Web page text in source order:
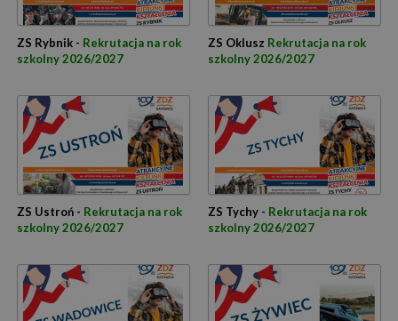
ZS Rybnik - Rekrutacja na rok
szkolny 2026/2027
ZS Oklusz Rekrutacja na rok
szkolny 2026/2027
ZS Ustroń - Rekrutacja na rok
szkolny 2026/2027
ZS Tychy - Rekrutacja na rok
szkolny 2026/2027